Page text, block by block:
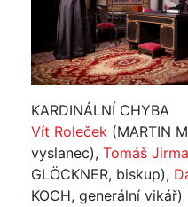
KARDINÁLNÍ CHYBA
Vít Roleček (MARTIN
vyslanec), Tomáš
GLÖCKNER, biskup),
KOCH, generální vikář)